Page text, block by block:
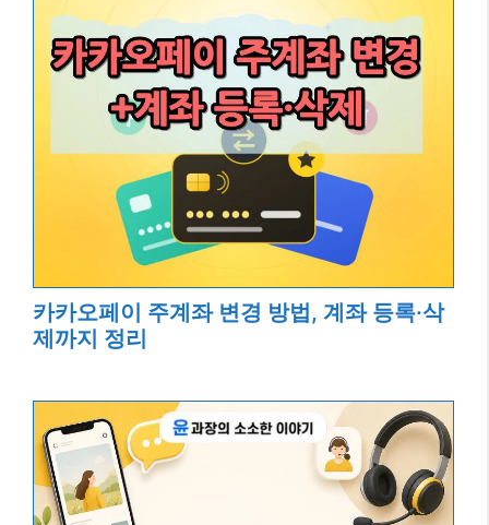
카카오페이 주계좌 변경 방법, 계좌 등록·삭
제까지 정리